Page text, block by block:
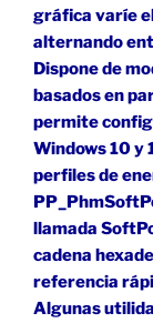
gráfica varíe
alternando
Dispone de
basados en
permite
Windows 10 y
perfiles de
llamada
cadena
referencia
Algunas